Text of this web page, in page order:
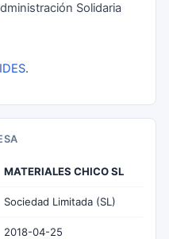
Solidaria
.
MATERIALES CHICO SL
Sociedad Limitada (SL)
2018-04-25